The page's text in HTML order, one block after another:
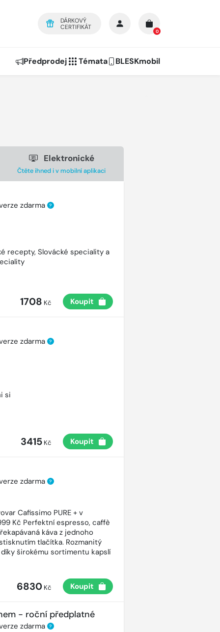
DÁRKOVÝ
CERTIFIKÁT
0
Předprodej Témata BLESKmobil
Elektronické
Čtěte ihned i v mobilní aplikaci
zdarma ?
recepty, Slovácké speciality a
1708 Kč Koupit
zdarma ?
si
3415Kč Koupit
zdarma ?
Cafissimo PURE + v
Kč Perfektní espresso, caffè
káva z jednoho
tlačítka. Rozmanitý
širokému sortimentu kapslí
6830Kč Koupit
- roční předplatné
zdarma ?